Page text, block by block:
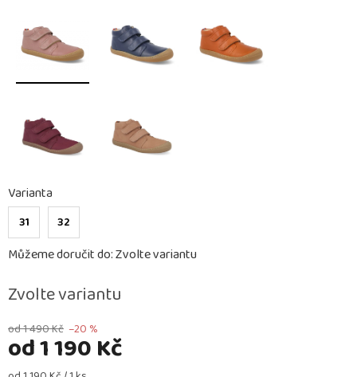
od 1 490 Kč –20 %
od1 190 Kč
Zvolte variantu
Varianta
31 32
Můžeme doručit do:Zvolte variantu